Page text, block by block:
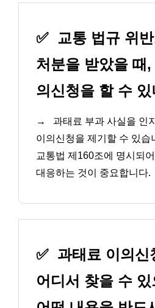
✅ 교통 법규 위
처분을 받았을 때,
의신청을 할 수
→
과태료 부과 사실을 인
이의신청을 제기할 수 있습
교통법 제160조에 명시되
대응하는 것이 중요합니다.
✅ 과태료 이의신
어디서 찾을 수 있